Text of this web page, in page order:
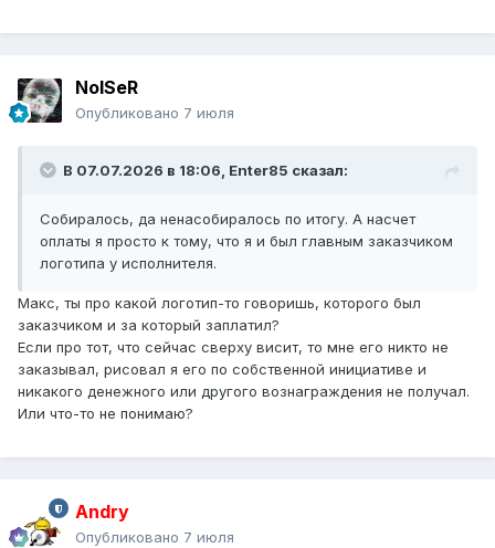
NoISeR
Опубликовано 7 июля
В 07.07.2026 в 18:06, Enter85 сказал:
Собиралось, да ненасобиралось по итогу. А насчет
оплаты я просто к тому, что я и был главным заказчиком
логотипа у исполнителя.
Макс, ты про какой логотип-то говоришь, которого был
заказчиком и за который заплатил?
Если про тот, что сейчас сверху висит, то мне его никто не
заказывал, рисовал я его по собственной инициативе и
никакого денежного или другого вознаграждения не получал.
Или что-то не понимаю?
Andry
Опубликовано 7 июля